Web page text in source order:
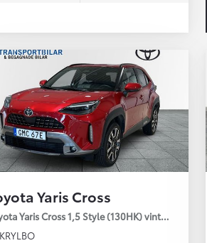
350 900 kr
3 450 kr/mån
Billån
Nya GR GT
soul lives on
JBL
Yaris Cross
Yaris Cross 1,5 Style (130HK) vinterhjul
KRYLBO